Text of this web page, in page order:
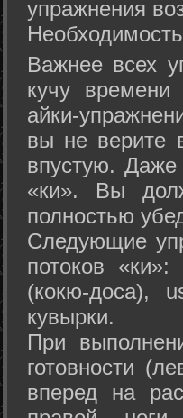
упражнения
Важнее всех
кучу времени
айки-
вы не верите
впустую. Даже
«ки». Вы
полностью
Следующие
потоков
(кокю-доса),
кувырки.
При
готовности
вперед на